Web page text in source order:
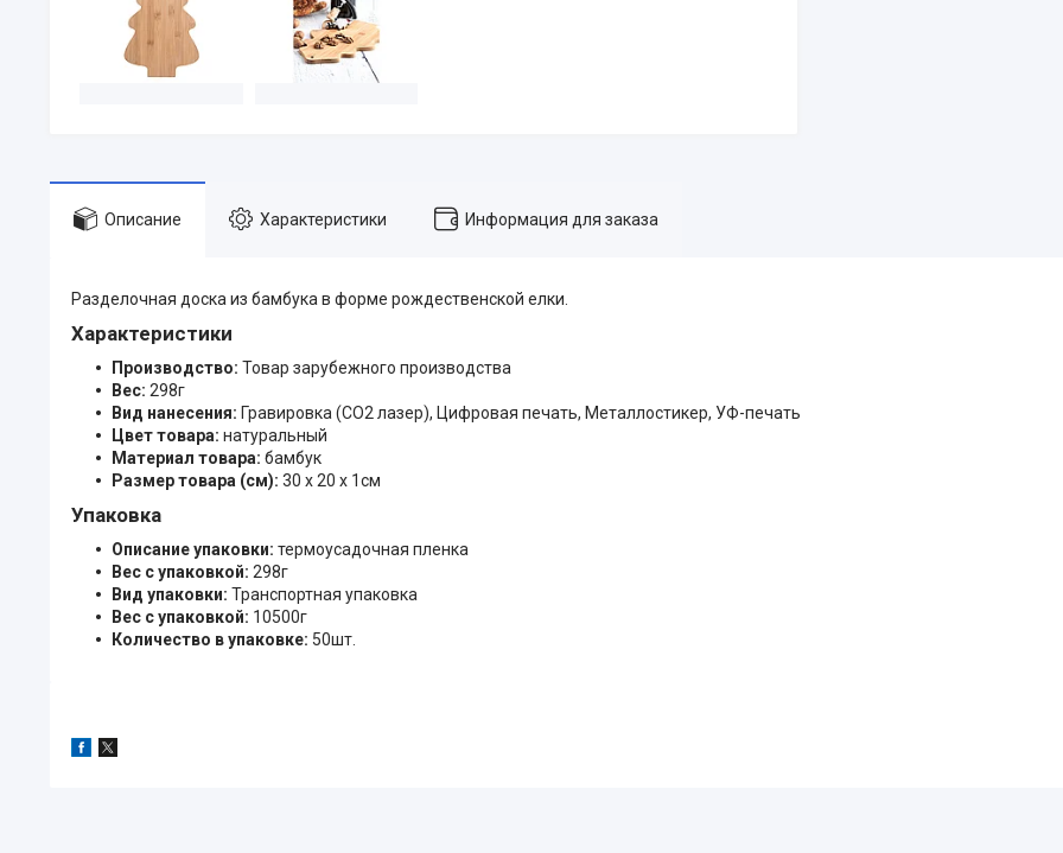
Описание Характеристики Информация для заказа
Разделочная доска из бамбука в форме рождественской елки.
Характеристики
Производство: Товар зарубежного производства
Вес: 298г
Вид нанесения: Гравировка (CO2 лазер), Цифровая печать, Металлостикер, УФ-печать
Цвет товара: натуральный
Материал товара: бамбук
Размер товара (см): 30 х 20 х 1см
Упаковка
Описание упаковки: термоусадочная пленка
Вес с упаковкой: 298г
Вид упаковки: Транспортная упаковка
Вес с упаковкой: 10500г
Количество в упаковке: 50шт.